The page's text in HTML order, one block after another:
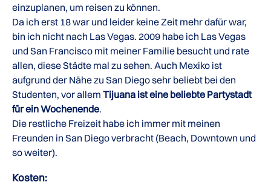
einzuplanen, um reisen zu können.
Da ich erst 18 war und leider keine Zeit mehr dafür war,
bin ich nicht nach Las Vegas. 2009 habe ich Las Vegas
und San Francisco mit meiner Familie besucht und rate
allen, diese Städte mal zu sehen. Auch Mexiko ist
aufgrund der Nähe zu San Diego sehr beliebt bei den
Studenten, vor allem Tijuana ist eine beliebte Partystadt
für ein Wochenende.
Die restliche Freizeit habe ich immer mit meinen
Freunden in San Diego verbracht (Beach, Downtown und
so weiter).
Kosten: